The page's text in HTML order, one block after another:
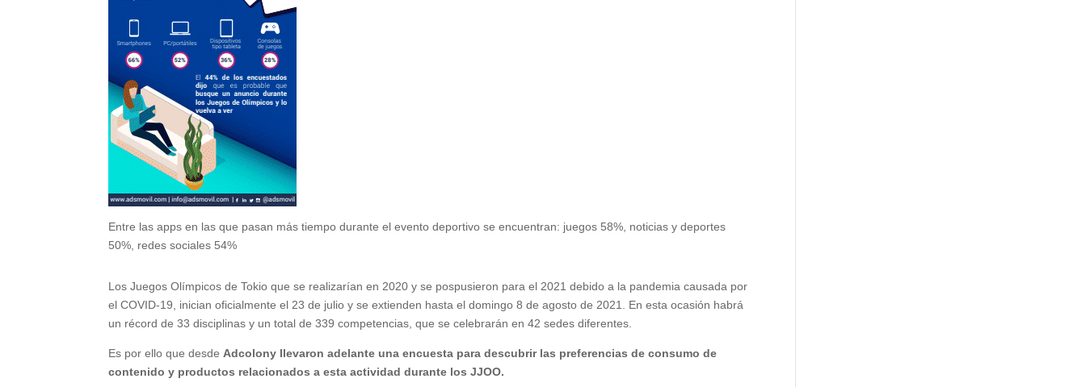
Entre las apps en las que pasan más tiempo durante el evento deportivo se encuentran: juegos 58%, noticias y deportes
50%, redes sociales 54%
Los Juegos Olímpicos de Tokio que se realizarían en 2020 y se pospusieron para el 2021 debido a la pandemia causada por
el COVID-19, inician oficialmente el 23 de julio y se extienden hasta el domingo 8 de agosto de 2021. En esta ocasión habrá
un récord de 33 disciplinas y un total de 339 competencias, que se celebrarán en 42 sedes diferentes.
Es por ello que desde Adcolony llevaron adelante una encuesta para descubrir las preferencias de consumo de
contenido y productos relacionados a esta actividad durante los JJOO.